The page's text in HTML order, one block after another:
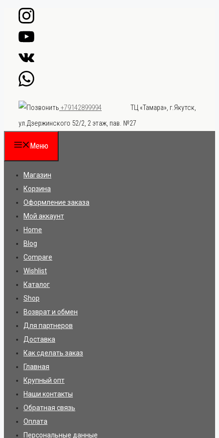
Перейти
содержимому
+79142899994
ТЦ «Тамара», г.Якутск,
ул.Дзержинского 52/2, 2 этаж, пав. №27
Меню
Магазин
Корзина
Оформление заказа
Мой аккаунт
Home
Blog
Compare
Wishlist
Каталог
Shop
Возврат и обмен
Для партнеров
Доставка
Как сделать заказ
Главная
Крупный опт
Наши контакты
Обратная связь
Оплата
Персональные данные